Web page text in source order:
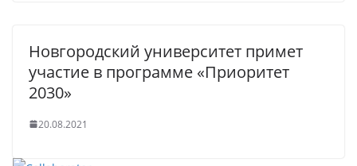
Новгородский университет примет
участие в программе «Приоритет
2030»
20.08.2021